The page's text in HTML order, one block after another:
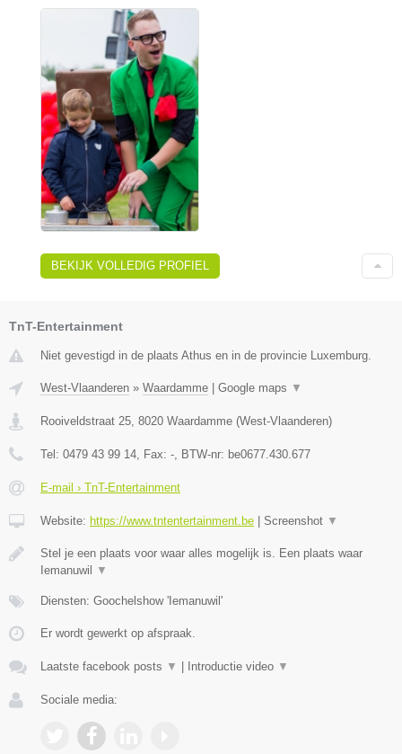
BEKIJK VOLLEDIG PROFIEL
TnT-Entertainment
Niet gevestigd in de plaats Athus en in de provincie Luxemburg.
West-Vlaanderen » Waardamme Google maps ▼
Rooiveldstraat 25 8020 Waardamme (West-Vlaanderen)
Tel: 0479 43 99 14 , Fax: - , BTW-nr: be0677.430.677
E-mail › TnT-Entertainment
Website: https://www.tntentertainment.be Screenshot ▼
Stel je een plaats voor waar alles mogelijk is. Een plaats waar
Iemanuwil
▼
Diensten: Goochelshow 'Iemanuwil'
Er wordt gewerkt op afspraak.
Laatste facebook posts ▼ Introductie video ▼
Sociale media: